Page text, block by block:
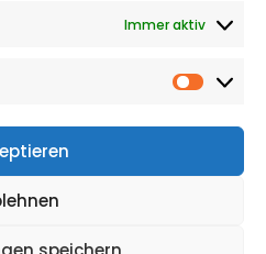
Immer aktiv